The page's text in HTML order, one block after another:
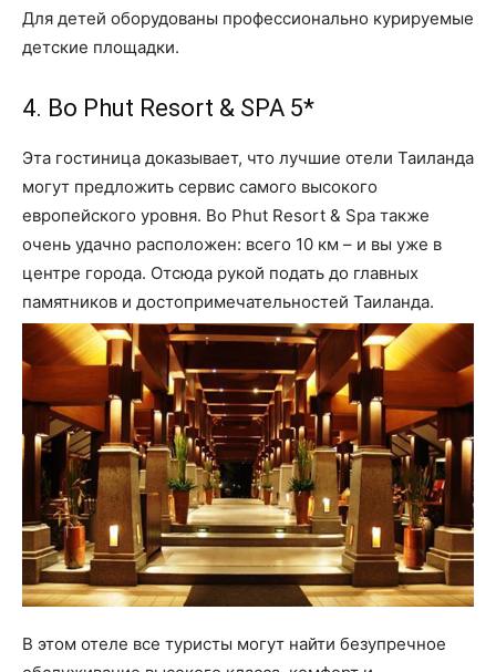
Для детей оборудованы профессионально курируемые
детские площадки.
4. Bo Phut Resort & SPA 5*
Эта гостиница доказывает, что лучшие отели Таиланда
могут предложить сервис самого высокого
европейского уровня. Bo Phut Resort & Spa также
очень удачно расположен: всего 10 км – и вы уже в
центре города. Отсюда рукой подать до главных
памятников и достопримечательностей Таиланда.
В этом отеле все туристы могут найти безупречное